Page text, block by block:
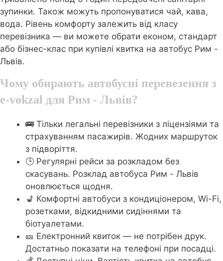
зупинки. Також можуть пропонуватися чай, кава,
вода. Рівень комфорту залежить від класу
перевізника — ви можете обрати економ, стандарт
або бізнес-клас при купівлі квитка на автобус Рим -
Львів.
Чому обирають автобусні перевезення з
e-vokzal для Рим - Львів?
🚌 Тільки легальні перевізники з ліцензіями та
страхуванням пасажирів. Жодних маршруток
з підворіття.
🕒 Регулярні рейси за розкладом без
скасувань. Розклад автобуса Рим - Львів
оновлюється щодня.
💺 Комфортні автобуси з кондиціонером, Wi-Fi,
розетками, відкидними сидіннями та
біотуалетами.
🎫 Електронний квиток — не потрібен друк.
Достатньо показати на телефоні при посадці.